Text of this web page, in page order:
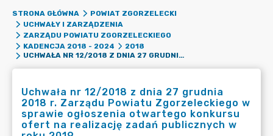
STRONA GŁÓWNA
POWIAT ZGORZELECKI
UCHWAŁY I ZARZĄDZENIA
ZARZĄDU POWIATU ZGORZELECKIEGO
KADENCJA 2018 - 2024
2018
UCHWAŁA NR 12/2018 Z DNIA 27 GRUDNIA 2018 R. ZARZĄDU POWIATU ZGORZELECKIEGO W SPRAWIE OGŁOSZENIA OTWARTEGO KONKURSU OFERT NA REALIZACJĘ ZADAŃ PUBLICZNYCH W ROKU 2019
Uchwała nr 12/2018 z dnia 27 grudnia
2018 r. Zarządu Powiatu Zgorzeleckiego w
sprawie ogłoszenia otwartego konkursu
ofert na realizację zadań publicznych w